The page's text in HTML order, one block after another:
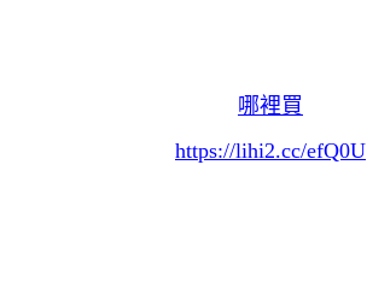
哪裡買
https://lihi2.cc/efQ0U